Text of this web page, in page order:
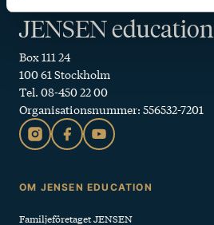
JENSEN education
Box 111 24
100 61 Stockholm
Tel. 08-450 22 00
Organisationsnummer: 556532-7201
Sidfot
OM JENSEN EDUCATION
Familjeföretaget JENSEN